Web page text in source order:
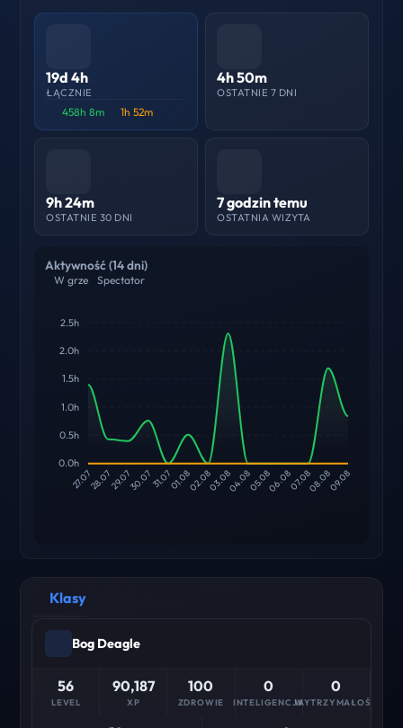
19d 4h
ŁĄCZNIE
458h 8m 1h 52m
4h 50m
OSTATNIE 7 DNI
9h 24m
OSTATNIE 30 DNI
7 godzin temu
OSTATNIA WIZYTA
Aktywność (14 dni)
W grze Spectator
2.5h
2.0h
1.5h
1.0h
0.5h
0.0h
27.0728.0729.0730.0731.0701.0802.0803.0804.0805.0806.0807.0808.0809.08
Klasy
Bog Deagle
56
LEVEL
90,187
XP
100
ZDROWIE
0
INTELIGENCJA
0
WYTRZYMAŁOŚĆ